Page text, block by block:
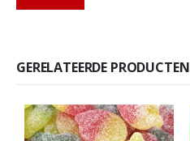
GERELATEERDE PRODUCTEN